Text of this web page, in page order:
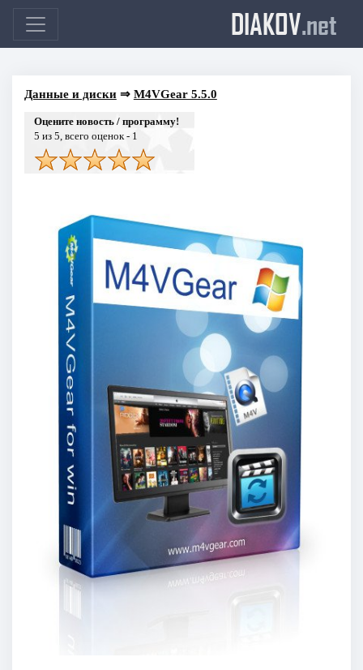
DIAKOV.net
Данные и диски⇒ M4VGear 5.5.0
Оцените новость / программу!
5 из 5, всего оценок - 1